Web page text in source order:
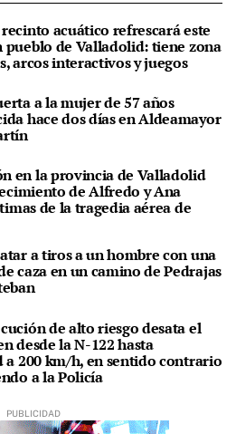
acuático refrescará este
pueblo de Valladolid: tiene zona
arcos interactivos y juegos
a la mujer de 57 años
hace dos días en Aldeamayor
en la provincia de Valladolid
de Alfredo y Ana
de la tragedia aérea de
a tiros a un hombre con una
caza en un camino de Pedrajas
de alto riesgo desata el
desde la N-122 hasta
a 200 km/h, en sentido contrario
a la Policía